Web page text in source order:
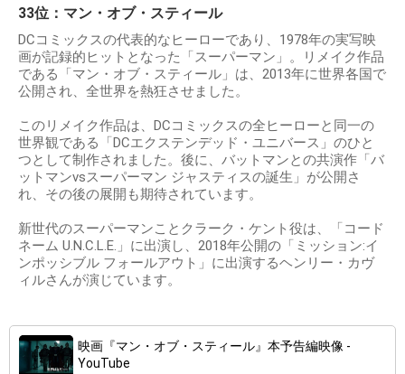
33位：マン・オブ・スティール
DCコミックスの代表的なヒーローであり、1978年の実写映
画が記録的ヒットとなった「スーパーマン」。リメイク作品
である「マン・オブ・スティール」は、2013年に世界各国で
公開され、全世界を熱狂させました。
このリメイク作品は、DCコミックスの全ヒーローと同一の
世界観である「DCエクステンデッド・ユニバース」のひと
つとして制作されました。後に、バットマンとの共演作「バ
ットマンvsスーパーマン ジャスティスの誕生」が公開さ
れ、その後の展開も期待されています。
新世代のスーパーマンことクラーク・ケント役は、「コード
ネーム U.N.C.L.E.」に出演し、2018年公開の「ミッション:イ
ンポッシブル フォールアウト」に出演するヘンリー・カヴ
ィルさんが演じています。
映画『マン・オブ・スティール』本予告編映像 -
YouTube